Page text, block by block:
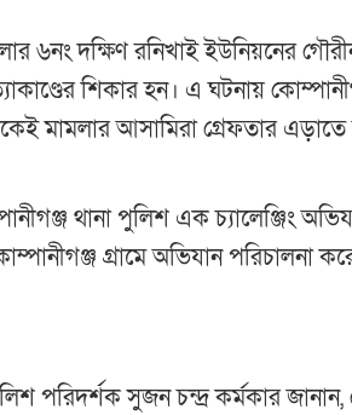
৬নং দক্ষিণ রনিখাই ইউনিয়নের
শিকার হন। এ ঘটনায়
মামলার আসামিরা গ্রেফতার
থানা পুলিশ এক চ্যালেঞ্জিং
গ্রামে অভিযান পরিচালনা
পরিদর্শক সুজন চন্দ্র কর্মকার